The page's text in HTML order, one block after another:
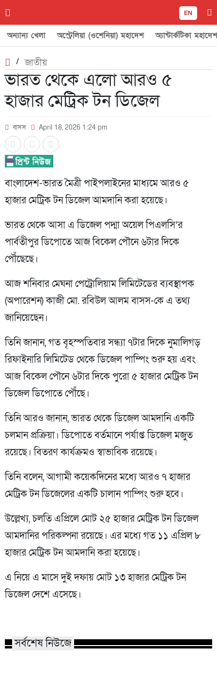
EN
অন্যান্য খেলা অস্ট্রেলিয়া (ওশেনিয়া) মহাদেশ অ্যান্টার্কটিকা মহাদেশ
/জাতীয়
ভারত থেকে এলো আরও ৫
হাজার মেট্রিক টন ডিজেল
বাসস April 18, 2026 1:24 pm
বাংলাদেশ-ভারত মৈত্রী পাইপলাইনের মাধ্যমে আরও ৫
হাজার মেট্রিক টন ডিজেল আমদানি করা হয়েছে।
ভারত থেকে আসা এ ডিজেল পদ্মা অয়েল পিএলসি’র
পার্বতীপুর ডিপোতে আজ বিকেল পৌনে ৬টার দিকে
পৌঁছেছে।
আজ শনিবার মেঘনা পেট্রোলিয়াম লিমিটেডের ব্যবস্থাপক
(অপারেশন) কাজী মো. রবিউল আলম বাসস-কে এ তথ্য
জানিয়েছেন।
তিনি জানান, গত বৃহস্পতিবার সন্ধ্যা ৭টার দিকে নুমালিগড়
রিফাইনারি লিমিটেড থেকে ডিজেল পাম্পিং শুরু হয় এবং
আজ বিকেল পৌনে ৬টার দিকে পুরো ৫ হাজার মেট্রিক টন
ডিজেল ডিপোতে পৌঁছে।
তিনি আরও জানান, ভারত থেকে ডিজেল আমদানি একটি
চলমান প্রক্রিয়া। ডিপোতে বর্তমানে পর্যাপ্ত ডিজেল মজুত
রয়েছে। বিতরণ কার্যক্রমও স্বাভাবিক রয়েছে।
তিনি বলেন, আগামী কয়েকদিনের মধ্যে আরও ৭ হাজার
মেট্রিক টন ডিজেলের একটি চালান পাম্পিং শুরু হবে।
উল্লেখ্য, চলতি এপ্রিলে মোট ২৫ হাজার মেট্রিক টন ডিজেল
আমদানির পরিকল্পনা রয়েছে। এর মধ্যে গত ১১ এপ্রিল ৮
হাজার মেট্রিক টন আমদানি করা হয়েছে।
এ নিয়ে এ মাসে দুই দফায় মোট ১৩ হাজার মেট্রিক টন
ডিজেল দেশে এসেছে।
সর্বশেষ নিউজে